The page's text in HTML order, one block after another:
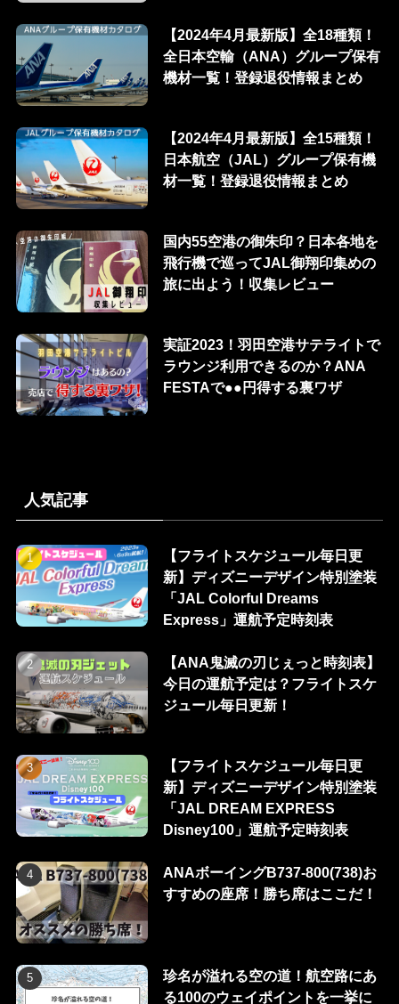
【2024年4月最新版】全18種類！
全日本空輸（ANA）グループ保有
機材一覧！登録退役情報まとめ
【2024年4月最新版】全15種類！
日本航空（JAL）グループ保有機
材一覧！登録退役情報まとめ
国内55空港の御朱印？日本各地を
飛行機で巡ってJAL御翔印集めの
旅に出よう！収集レビュー
実証2023！羽田空港サテライトで
ラウンジ利用できるのか？ANA
FESTAで●●円得する裏ワザ
人気記事
【フライトスケジュール毎日更
新】ディズニーデザイン特別塗装
「JAL Colorful Dreams
Express」運航予定時刻表
【ANA鬼滅の刃じぇっと時刻表】
今日の運航予定は？フライトスケ
ジュール毎日更新！
【フライトスケジュール毎日更
新】ディズニーデザイン特別塗装
「JAL DREAM EXPRESS
Disney100」運航予定時刻表
ANAボーイングB737-800(738)お
すすめの座席！勝ち席はここだ！
珍名が溢れる空の道！航空路にあ
る100のウェイポイントを一挙に